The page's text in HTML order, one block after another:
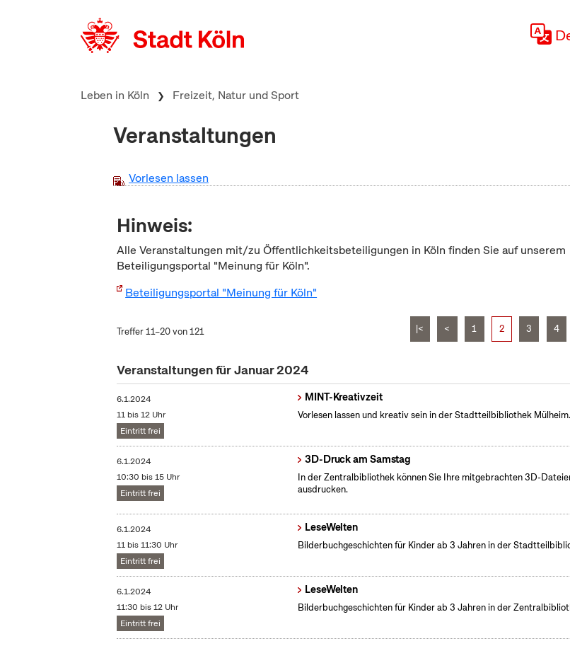
Leben in Köln Freizeit, Natur und Sport
Veranstaltungen
Vorlesen lassen
Hinweis:
Alle Veranstaltungen mit/zu Öffentlichkeitsbeteiligungen in Köln finden Sie auf unserem
Beteiligungsportal "Meinung für Köln".
Beteiligungsportal "Meinung für Köln"
Treffer 11–20 von 121 |< < 1 2 3 4
Veranstaltungen für Januar 2024
6.1.2024
11 bis 12 Uhr
Eintritt frei
MINT-Kreativzeit
Vorlesen lassen und kreativ sein in der Stadtteilbibliothek Mülheim.
6.1.2024
10:30 bis 15 Uhr
Eintritt frei
3D-Druck am Samstag
In der Zentralbibliothek können Sie Ihre mitgebrachten 3D-
ausdrucken.
6.1.2024
11 bis 11:30 Uhr
Eintritt frei
LeseWelten
Bilderbuchgeschichten für Kinder ab 3 Jahren in der
6.1.2024
11:30 bis 12 Uhr
Eintritt frei
LeseWelten
Bilderbuchgeschichten für Kinder ab 3 Jahren in der